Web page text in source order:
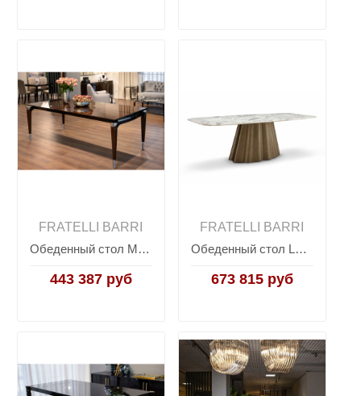
FRATELLI BARRI
Обеденный стол Madison MADISON, FRATELLI BARRI
443 387 руб
FRATELLI BARRI
Обеденный стол LORETO, FRATELLI BARRI
673 815 руб